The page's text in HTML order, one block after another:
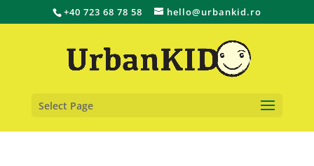
+40 723 68 78 58 hello@urbankid.ro
Select Page